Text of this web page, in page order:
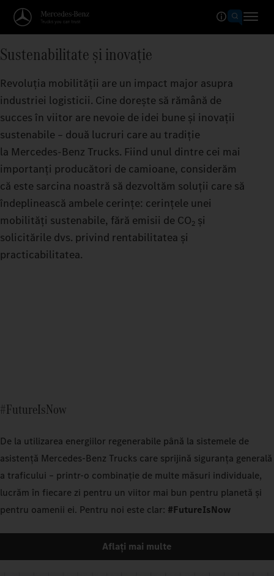
Sustenabilitate și inovație
Revoluția mobilității are un impact major asupra
industriei logisticii. Cine dorește să rămână de
succes în viitor are nevoie de idei bune și inovații
sustenabile – două lucruri care au tradiție
la Mercedes‑Benz Trucks. Fiind unul dintre cei mai
importanți producători de camioane, considerăm
că este sarcina noastră să dezvoltăm soluții care să
îndeplinească ambele cerințe: cerințele unei
mobilități sustenabile, fără emisii de CO2 și
solicitările dvs. privind rentabilitatea și
practicabilitatea.
#FutureIsNow
De la utilizarea energiilor regenerabile până la sistemele de
asistență Mercedes‑Benz Trucks care sprijină siguranța generală
a traficului – printr-o combinație de multe măsuri individuale,
lucrăm în fiecare zi pentru un viitor mai bun pentru planetă și
pentru oamenii ei. Pentru noi este clar: #FutureIsNow
Aflați mai multe